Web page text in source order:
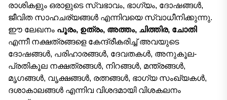
രാശികളും ഒരാളുടെ സ്വഭാവം, ഭാഗ്യം, ദോഷങ്ങൾ,
ജീവിത സാഹചര്യങ്ങൾ എന്നിവയെ സ്വാധീനിക്കുന്നു.
ഈ ലേഖനം പൂരം, ഉത്രം, അത്തം, ചിത്തിര, ചോതി
എന്നീ നക്ഷത്രങ്ങളെ കേന്ദ്രീകരിച്ച് അവയുടെ
ദോഷങ്ങൾ, പരിഹാരങ്ങൾ, ദേവതകൾ, അനുകൂല-
പ്രതികൂല നക്ഷത്രങ്ങൾ, നിറങ്ങൾ, മന്ത്രങ്ങൾ,
മൃഗങ്ങൾ, വൃക്ഷങ്ങൾ, രത്നങ്ങൾ, ഭാഗ്യ സംഖ്യകൾ,
ദശാകാലങ്ങൾ എന്നിവ വിശദമായി വിശകലനം